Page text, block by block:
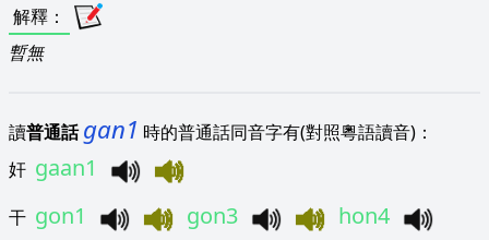
解釋 ：
暫無
讀普通話 gan1 時的普通話同音字有(對照粵語讀音)：
奸 gaan1
干 gon1 gon3
hon4